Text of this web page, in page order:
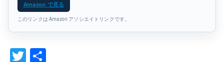
Amazon で見る
このリンクは Amazon アソシエイトリンクです。
T